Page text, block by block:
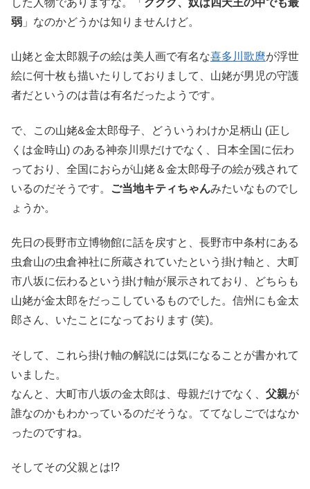
した人物でありますな。「 ククク、奴は四天王の中でも最
弱 」なのかどうかは知りませんけど。
山姥と金太郎親子の絵は美人画で有名な喜多川歌麿が浮世
絵に何十枚も描いたりしておりまして、山姥が男児の守護
者だというのは昔は有名だったようです。
で、この山姥&金太郎母子、どういうわけか足柄山 (正し
くは金時山) のある神奈川県だけでなく、日本全国に伝わ
っており、全国におらが山姥＆金太郎母子の絵が残されて
いるのだそうです。
ご当地キティちゃんみたいなものでし
ょうか。
先日の長野市立博物館に話を戻すと、長野市中条村にある
虫倉山の虫倉神社に所蔵されていたという掛け軸と、大町
市八坂に伝わるという掛け軸が展示されており、どちらも
山姥が金太郎をだっこしているものでした。信州にも金太
郎さん、いたことになっております (笑)。
そして、これら掛け軸の解説には気になることが書かれて
いました。
なんと、大町市八坂の金太郎は、母親だけでなく、 父親が
誰なのかもわかっているのだそうな。ててなしごではなか
ったのですね。
そしてその父親とは!?